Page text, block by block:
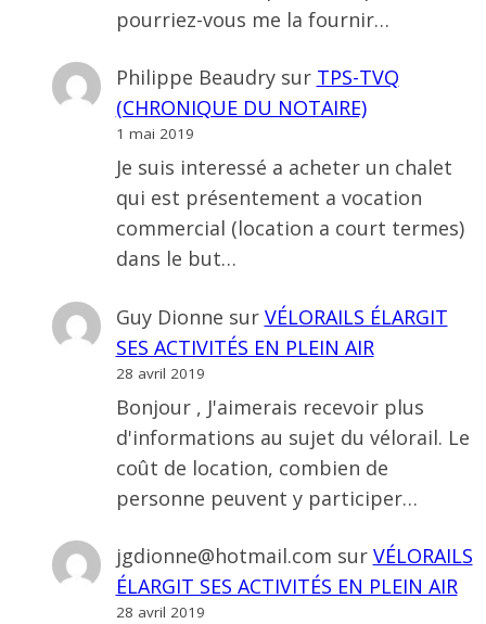
pourriez-vous me la fournir…
Philippe Beaudrysur TPS-TVQ
(CHRONIQUE DU NOTAIRE)
1 mai 2019
Je suis interessé a acheter un chalet
qui est présentement a vocation
commercial (location a court termes)
dans le but…
Guy Dionne sur VÉLORAILS ÉLARGIT
SES ACTIVITÉS EN PLEIN AIR
28 avril 2019
Bonjour , J'aimerais recevoir plus
d'informations au sujet du vélorail. Le
coût de location, combien de
personne peuvent y participer…
jgdionne@hotmail.com sur VÉLORAILS
ÉLARGIT SES ACTIVITÉS EN PLEIN AIR
28 avril 2019